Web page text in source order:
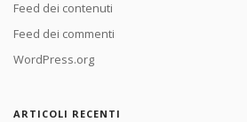
Feed dei contenuti
Feed dei commenti
WordPress.org
ARTICOLI RECENTI